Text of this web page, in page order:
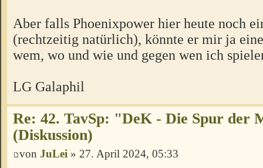
Aber falls Phoenixpower hier heute noch
(rechtzeitig natürlich), könnte er mir ja
wem, wo und wie und gegen wen ich
LG Galaphil
Re: 42. TavSp: "DeK - Die Spur der
(Diskussion)
von JuLei » 27. April 2024, 05:33